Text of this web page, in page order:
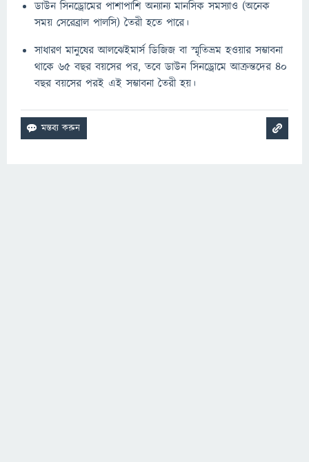
ডাউন সিনড্রোমের পাশাপাশি অন্যান্য মানসিক সমস্যাও (অনেক
সময় সেরেব্রাল পালসি) তৈরী হতে পারে।
সাধারণ মানুষের আলঝেইমার্স ডিজিজ বা স্মৃতিভ্রম হওয়ার সম্ভাবনা
থাকে ৬৫ বছর বয়সের পর, তবে ডাউন সিনড্রোমে আক্রন্তদের ৪০
বছর বয়সের পরই এই সম্ভাবনা তৈরী হয়।